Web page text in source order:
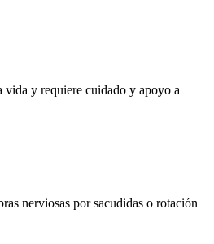
vida y requiere cuidado y apoyo a
nerviosas por sacudidas o rotación